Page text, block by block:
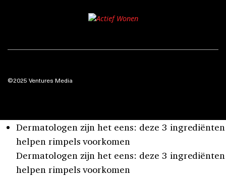
©2025 Ventures Media
Dermatologen zijn het eens: deze 3 ingrediënten
helpen rimpels voorkomen
Dermatologen zijn het eens: deze 3 ingrediënten
helpen rimpels voorkomen